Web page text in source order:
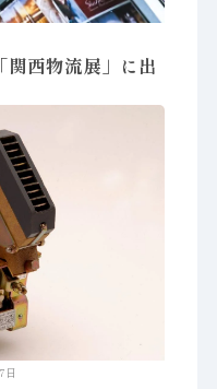
西物流展」に出
日